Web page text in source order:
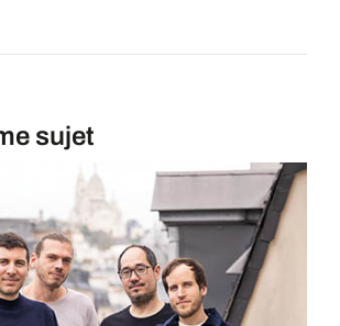
sujet